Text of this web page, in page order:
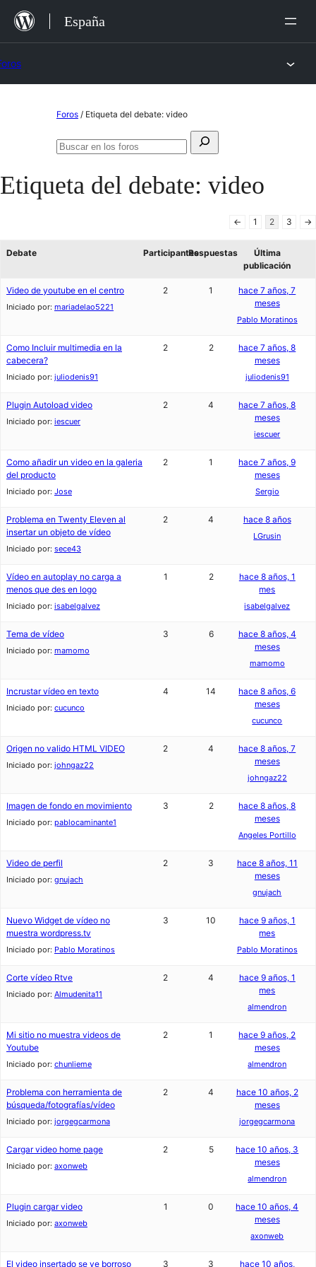
Saltar
España
Foros / Etiqueta del debate: video
Buscar:
Buscar
foros
Etiqueta del debate: video
← 1 2 3 →
Debate ParticipantesRespuestas
Última
publicación
Video de youtube en el centro
Iniciado por: mariadelao5221
2 1
hace 7 años, 7
meses
Pablo Moratinos
Como Incluir multimedia en la
cabecera?
Iniciado por: juliodenis91
2 2
hace 7 años, 8
meses
juliodenis91
Plugin Autoload video
Iniciado por: iescuer
2 4
hace 7 años, 8
meses
iescuer
Como añadir un video en la galeria
del producto
Iniciado por: Jose
2 1
hace 7 años, 9
meses
Sergio
Problema en Twenty Eleven al
insertar un objeto de vídeo
Iniciado por: sece43
2 4 hace 8 años
LGrusin
Vídeo en autoplay no carga a
menos que des en logo
Iniciado por: isabelgalvez
1 2
hace 8 años, 1
mes
isabelgalvez
Tema de vídeo
Iniciado por: mamomo
3 6
hace 8 años, 4
meses
mamomo
Incrustar vídeo en texto
Iniciado por: cucunco
4 14
hace 8 años, 6
meses
cucunco
Origen no valido HTML VIDEO
Iniciado por: johngaz22
2 4
hace 8 años, 7
meses
johngaz22
Imagen de fondo en movimiento
Iniciado por: pablocaminante1
3 2
hace 8 años, 8
meses
Angeles Portillo
Video de perfil
Iniciado por: gnujach
2 3
hace 8 años, 11
meses
gnujach
Nuevo Widget de vídeo no
muestra wordpress.tv
Iniciado por: Pablo Moratinos
3 10
hace 9 años, 1
mes
Pablo Moratinos
Corte vídeo Rtve
Iniciado por: Almudenita11
2 4
hace 9 años, 1
mes
almendron
Mi sitio no muestra videos de
Youtube
Iniciado por: chunlieme
2 1
hace 9 años, 2
meses
almendron
Problema con herramienta de
búsqueda/fotografías/vídeo
Iniciado por: jorgegcarmona
2 4
hace 10 años, 2
meses
jorgegcarmona
Cargar video home page
Iniciado por: axonweb
2 5
hace 10 años, 3
meses
almendron
Plugin cargar video
Iniciado por: axonweb
1 0
hace 10 años, 4
meses
axonweb
El video insertado se ve borroso 3 3 hace 10 años,